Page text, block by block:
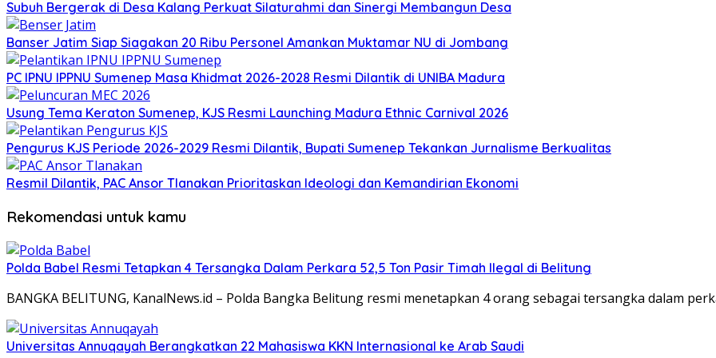
Subuh Bergerak di Desa Kalang Perkuat Silaturahmi dan Sinergi Membangun Desa
Banser Jatim Siap Siagakan 20 Ribu Personel Amankan Muktamar NU di Jombang
PC IPNU IPPNU Sumenep Masa Khidmat 2026-2028 Resmi Dilantik di UNIBA Madura
Usung Tema Keraton Sumenep, KJS Resmi Launching Madura Ethnic Carnival 2026
Pengurus KJS Periode 2026-2029 Resmi Dilantik, Bupati Sumenep Tekankan Jurnalisme Berkualitas
Resmil Dilantik, PAC Ansor Tlanakan Prioritaskan Ideologi dan Kemandirian Ekonomi
Rekomendasi untuk kamu
Polda Babel Resmi Tetapkan 4 Tersangka Dalam Perkara 52,5 Ton Pasir Timah Ilegal di Belitung
BANGKA BELITUNG, KanalNews.id – Polda Bangka Belitung resmi menetapkan 4 orang sebagai tersangka dalam
Universitas Annuqayah Berangkatkan 22 Mahasiswa KKN Internasional ke Arab Saudi